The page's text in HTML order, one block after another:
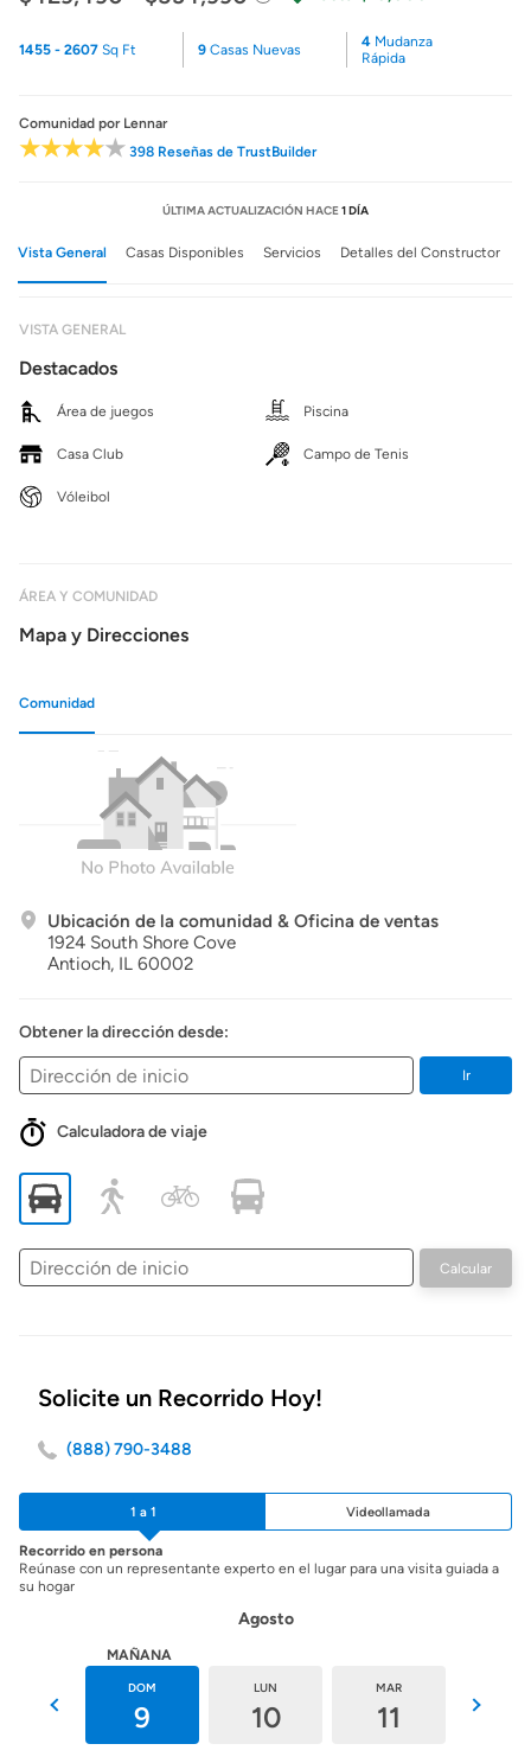
1455 - 2607 Sq Ft 9Casas Nuevas 4 Mudanza
Rápida
Comunidad por Lennar
398 Reseñas de TrustBuilder
ÚLTIMA ACTUALIZACIÓN HACE1 DÍA
Vista General Casas Disponibles Servicios Detalles del Constructor
VISTA GENERAL
Destacados
Área de juegos Piscina
Casa Club Campo de Tenis
Vóleibol
ÁREA Y COMUNIDAD
Mapa y Direcciones
Comunidad
Ubicación de la comunidad & Oficina de ventas
1924 South Shore Cove
Antioch, IL 60002
Obtener la dirección desde:
Ir
Calculadora de viaje
Dirección
de
Calcular
Solicite un Recorrido Hoy!
(888) 790-3488
1 a 1 Videollamada
Recorrido en persona
Reúnase con un representante experto en el lugar para una visita guiada a
su hogar
Agosto
MAÑANA
DOM
9
LUN
10
MAR
11